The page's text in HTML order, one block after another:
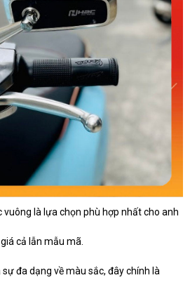
vuông là lựa chọn phù hợp nhất cho anh
cả lẫn mẫu mã.
đa dạng về màu sắc, đây chính là